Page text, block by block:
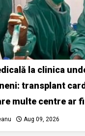
la clinica
transplant
multe centre ar
Aug 09, 2026